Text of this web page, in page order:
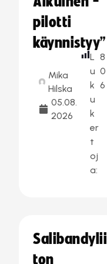
pilotti
käynnistyy”
Mika
Hilska
05.08.
2026
L
u
k
u
k
er
t
oj
a:
8
0
6
Salibandylii
ton